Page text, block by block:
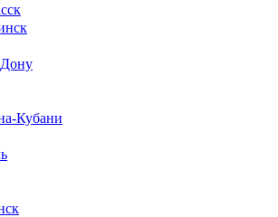
Кубани